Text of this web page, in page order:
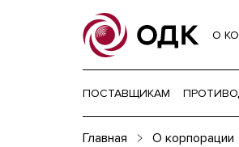
О
ПОСТАВЩИКАМ
Главная О корпорации